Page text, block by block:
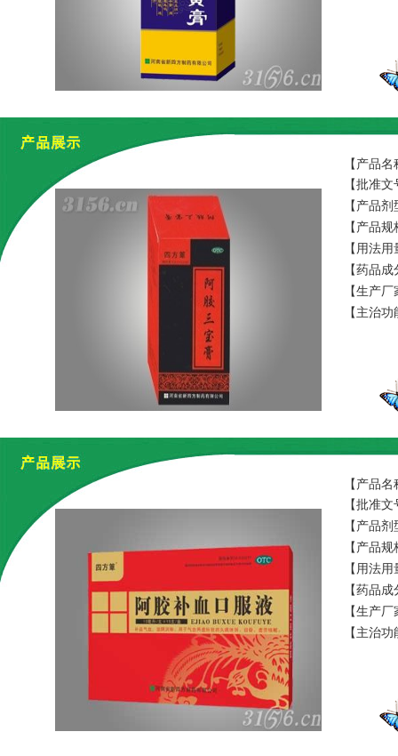
【产品
【批准
【产品
【产品
【用法
【药品
【生产
【主治
【产品
【批准
【产品
【产品
【用法
【药品
【生产
【主治